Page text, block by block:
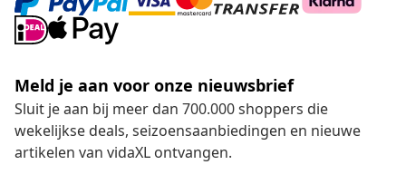
Meld je aan voor onze nieuwsbrief
Sluit je aan bij meer dan 700.000 shoppers die
wekelijkse deals, seizoensaanbiedingen en nieuwe
artikelen van vidaXL ontvangen.